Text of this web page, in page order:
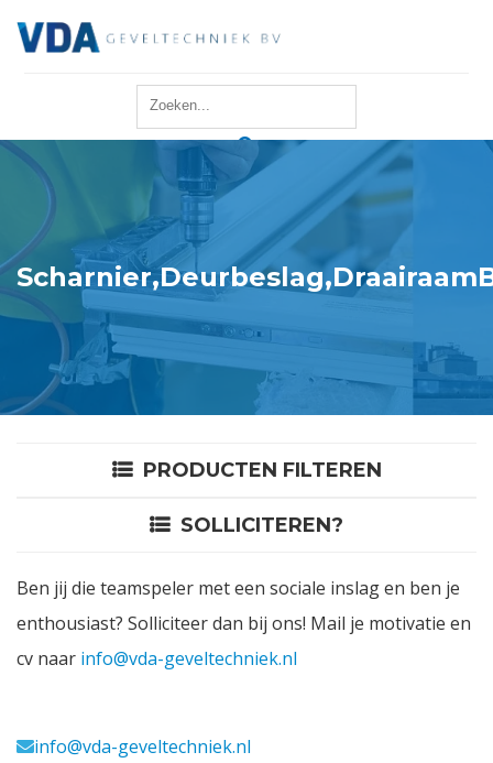
Reparatie
Onderhoud
Merken
Producten
Offerte
Login
Vacatures
PRODUCTEN FILTEREN
SOLLICITEREN?
Ben jij die teamspeler met een sociale inslag en ben je
enthousiast? Solliciteer dan bij ons! Mail je motivatie en
cv naar info@vda-geveltechniek.nl
info@vda-geveltechniek.nl